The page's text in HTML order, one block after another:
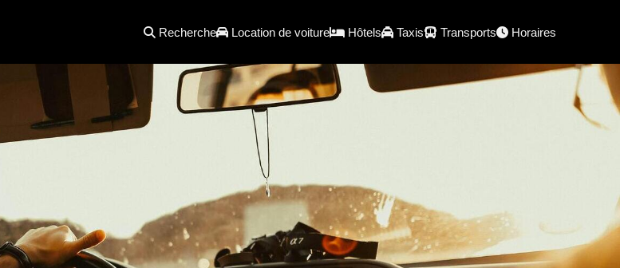
Recherche Location de voiture Hôtels Taxis Transports Horaires